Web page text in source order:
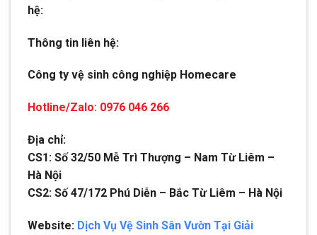
hệ:
Thông tin liên hệ:
Công ty vệ sinh công nghiệp Homecare
Hotline/Zalo: 0976 046 266
Địa chỉ:
CS1: Số 32/50 Mễ Trì Thượng – Nam Từ Liêm –
Hà Nội
CS2: Số 47/172 Phú Diễn – Bắc Từ Liêm – Hà Nội
Website: Dịch Vụ Vệ Sinh Sân Vườn Tại Giải